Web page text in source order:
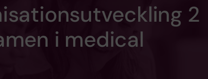
2
i medical